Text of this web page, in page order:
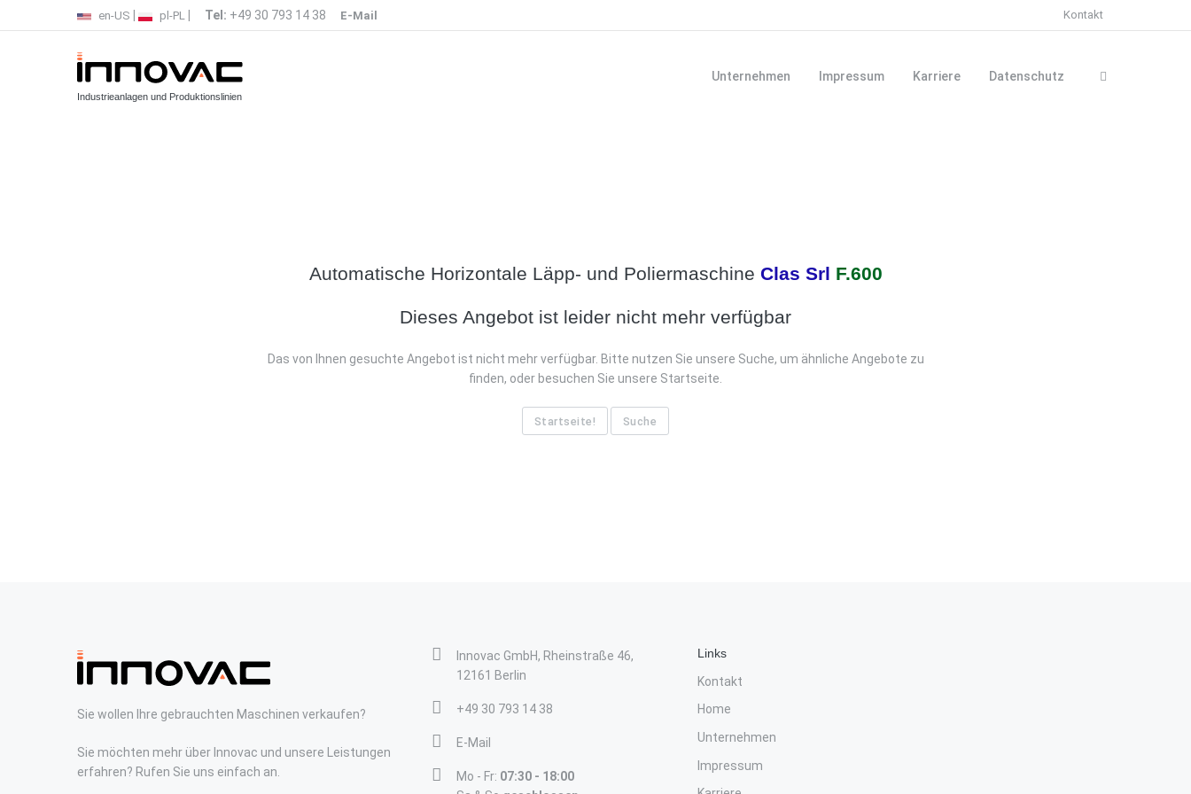
en-US pl-PL Tel: +49 30 793 14 38 E-Mail Kontakt
Industrieanlagen und Produktionslinien
Unternehmen Impressum Karriere Datenschutz
Automatische Horizontale Läpp- und Poliermaschine Clas Srl F.600
Dieses Angebot ist leider nicht mehr verfügbar
Das von Ihnen gesuchte Angebot ist nicht mehr verfügbar. Bitte nutzen Sie unsere Suche, um ähnliche Angebote zu
finden, oder besuchen Sie unsere Startseite.
Startseite! Suche
Sie wollen Ihre gebrauchten Maschinen verkaufen?
Sie möchten mehr über Innovac und unsere Leistungen
erfahren? Rufen Sie uns einfach an.
Innovac GmbH, Rheinstraße 46,
12161 Berlin
+49 30 793 14 38
E-Mail
Mo - Fr: 07:30 - 18:00
Links
Kontakt
Home
Unternehmen
Impressum